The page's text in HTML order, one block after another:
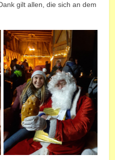
gilt allen, die sich an dem